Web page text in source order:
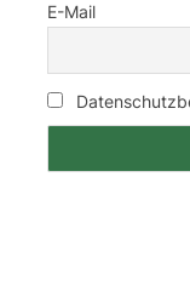
E-Mail